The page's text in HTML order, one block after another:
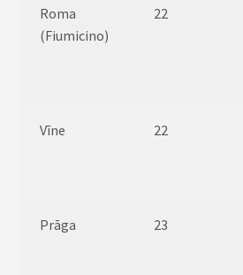
Roma
(Fiumicino)
22
Vīne 22
Prāga 23